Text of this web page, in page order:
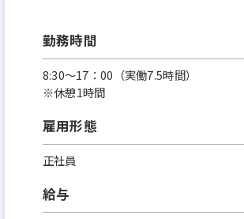
勤務時間
8:30～17：00（実働7.5時間）
※休憩1時間
雇用形態
正社員
給与